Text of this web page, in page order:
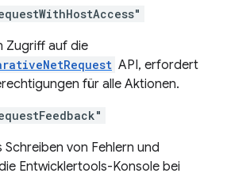
Zugriff auf die
API, erfordert
für alle Aktionen.
Schreiben von Fehlern und
Entwicklertools-Konsole bei